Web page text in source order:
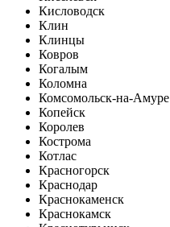
Кисловодск
Клин
Клинцы
Ковров
Когалым
Коломна
Комсомольск-на-Амуре
Копейск
Королев
Кострома
Котлас
Красногорск
Краснодар
Краснокаменск
Краснокамск